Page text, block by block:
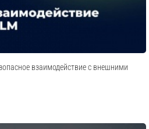
взаимодействие с внешними